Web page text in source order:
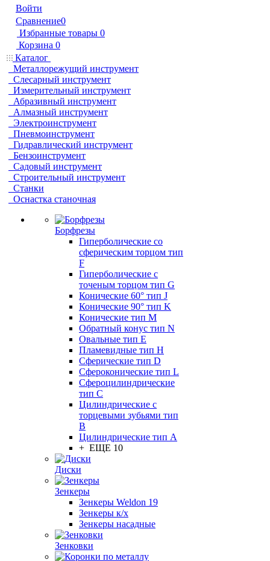
Войти
Сравнение0
Избранные товары 0
Корзина 0
Каталог
Металлорежущий инструмент
Слесарный инструмент
Измерительный инструмент
Абразивный инструмент
Алмазный инструмент
Электроинструмент
Пневмоинструмент
Гидравлический инструмент
Бензоинструмент
Садовый инструмент
Строительный инструмент
Станки
Оснастка станочная
Борфрезы
Гиперболические cо
сферическим торцом тип
F
Гиперболические с
точеным торцом тип G
Конические 60° тип J
Конические 90° тип K
Конические тип M
Обратный конус тип N
Овальные тип E
Пламевидные тип H
Сферические тип D
Сфероконические тип L
Сфероцилиндрические
тип C
Цилиндрические с
торцевыми зубьями тип
B
Цилиндрические тип А
+ ЕЩЕ 10
Диски
Зенкеры
Зенкеры Weldon 19
Зенкеры к/х
Зенкеры насадные
Зенковки